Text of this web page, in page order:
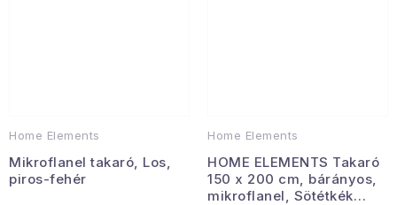
Home Elements
Mikroflanel takaró, Los,
piros-fehér
Home Elements
HOME ELEMENTS Takaró
150 x 200 cm, bárányos,
mikroflanel, Sötétkék